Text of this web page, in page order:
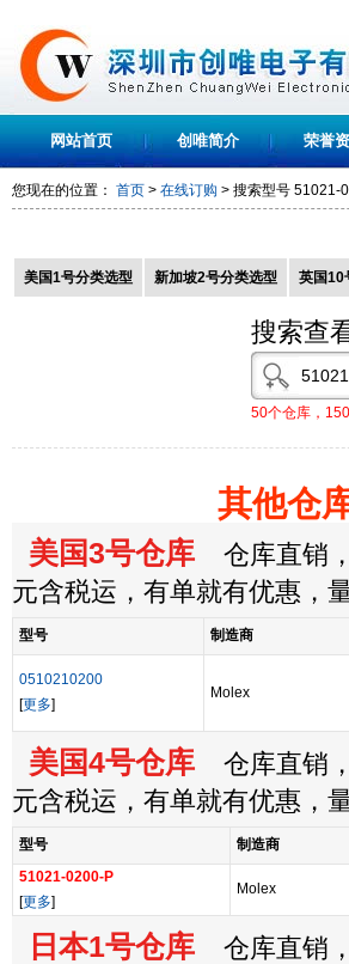
网站首页 创唯简介 荣誉
您现在的位置： 首页 > 在线订购 > 搜索型号 51021-
美国1号分类选型 新加坡2号分类选型 英国10
搜索查
50个仓库，
其他仓
美国3号仓库 仓库直销
元含税运，有单就有优惠，
型号 制造商
0510210200
[更多]
Molex
美国4号仓库 仓库直销
元含税运，有单就有优惠，
型号 制造商
51021-0200-P
[更多]
Molex
日本1号仓库 仓库直销